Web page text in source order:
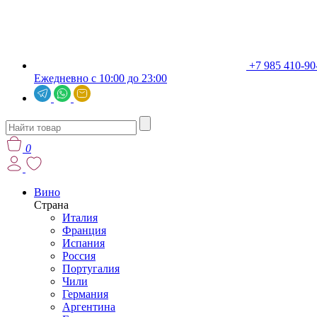
+7 985 410-
Ежедневно с 10:00 до 23:00
0
Вино
Страна
Италия
Франция
Испания
Россия
Португалия
Чили
Германия
Аргентина